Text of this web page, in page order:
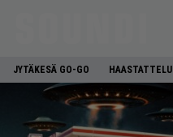
JYTÄKESÄ GO-GO HAASTATTELU